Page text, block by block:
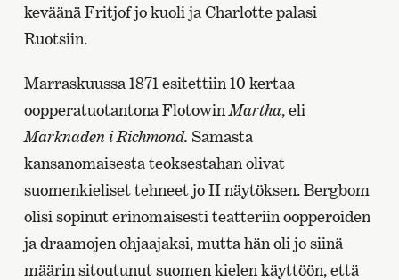
keväänä Fritjof jo kuoli ja Charlotte palasi
Ruotsiin.
Marraskuussa 1871 esitettiin 10 kertaa
oopperatuotantona Flotowin Martha, eli
Marknaden i Richmond. Samasta
kansanomaisesta teoksestahan olivat
suomenkieliset tehneet jo II näytöksen. Bergbom
olisi sopinut erinomaisesti teatteriin oopperoiden
ja draamojen ohjaajaksi, mutta hän oli jo siinä
määrin sitoutunut suomen kielen käyttöön, että